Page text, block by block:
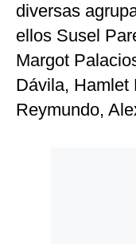
diversas
ellos Susel
Margot
Dávila, Hamlet
Reymundo,